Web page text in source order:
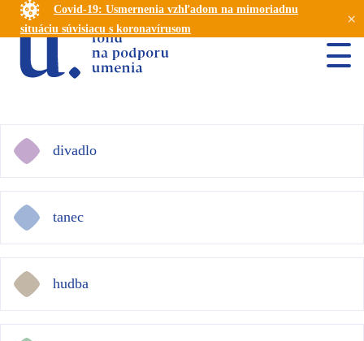
Covid-19: Usmernenia vzhľadom na mimoriadnu
situáciu súvisiacu s koronavírusom
×
divadlo
tanec
hudba